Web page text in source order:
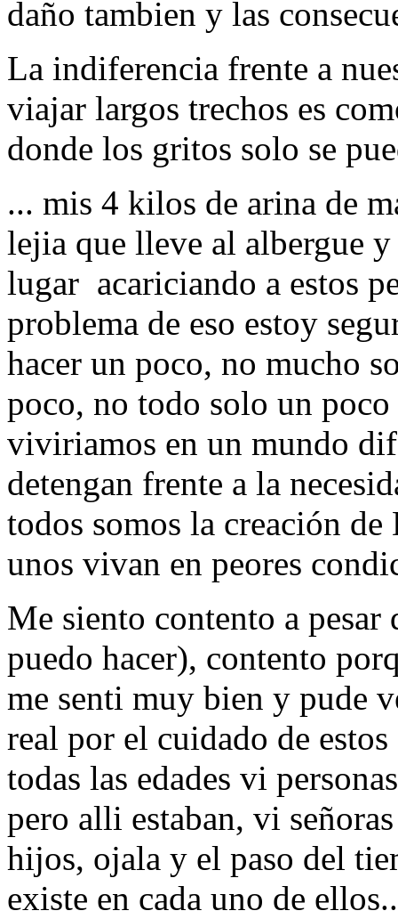
daño tambien y las
La indiferencia frente a
viajar largos trechos es
donde los gritos solo se
... mis 4 kilos de arina de
lejia que lleve al albergue y
lugar acariciando a estos
problema de eso estoy
hacer un poco, no mucho
poco, no todo solo un
viviriamos en un mundo
detengan frente a la
todos somos la creación
unos vivan en peores
Me siento contento a
puedo hacer), contento
me senti muy bien y pude
real por el cuidado de
todas las edades vi
pero alli estaban, vi
hijos, ojala y el paso del
existe en cada uno de